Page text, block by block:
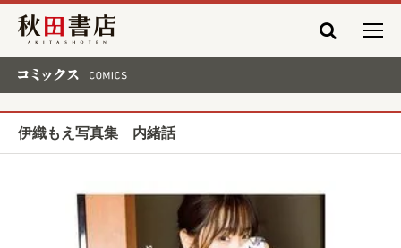
秋田書店
伊織もえ写真集 内緒話